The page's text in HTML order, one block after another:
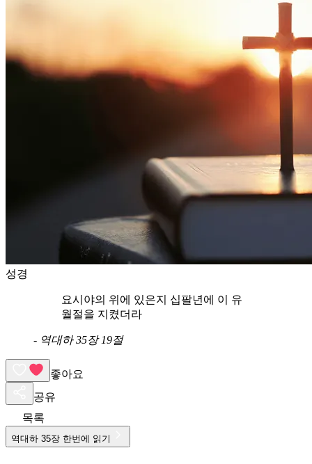
성경
요시야의 위에 있은지 십팔년에 이 유
월절을 지켰더라
- 역대하 35장 19절
좋아요
공유
목록
역대하 35장 한번에 읽기